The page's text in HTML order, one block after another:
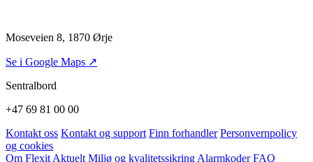
Moseveien 8, 1870 Ørje
Se i Google Maps ↗
Sentralbord
+47 69 81 00 00
Kontakt oss Kontakt og support Finn forhandler Personvernpolicy
og cookies
Om Flexit Aktuelt Miljø og kvalitetssikring Alarmkoder FAQ